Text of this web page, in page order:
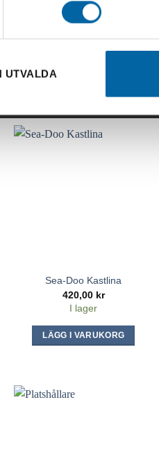
UTVALDA
Sea-Doo Kastlina
420,00 kr
I lager
LÄGG I VARUKORG